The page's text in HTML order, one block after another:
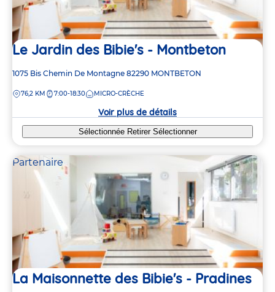
Le Jardin des Bibie's - Montbeton
Adresse
la
1075 Bis Chemin De Montagne 82290 MONTBETON
DISTANCE
76,2 KM 7:00-18:30 MICRO-CRÈCHE
Voir plus de détails
Sélectionnée Retirer Sélectionner
Partenaire
La Maisonnette des Bibie's - Pradines